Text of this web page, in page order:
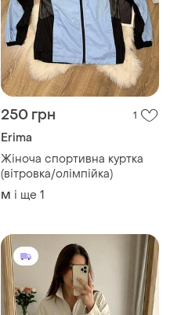
250 грн 1
Erima
Жіноча спортивна куртка
(вітровка/олімпійка)
M і ще 1